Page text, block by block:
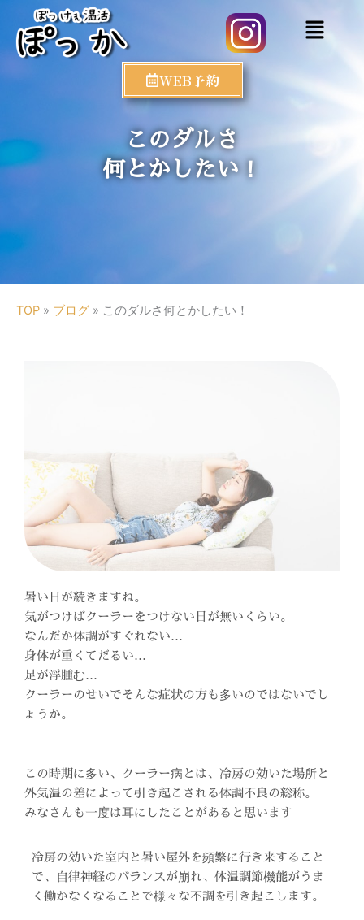
WEB予約
このダルさ
何とかしたい！
TOP » ブログ » このダルさ何とかしたい！
暑い日が続きますね。
気がつけばクーラーをつけない日が無いくらい。
なんだか体調がすぐれない…
身体が重くてだるい…
足が浮腫む…
クーラーのせいでそんな症状の方も多いのではないでし
ょうか。
この時期に多い、クーラー病とは、冷房の効いた場所と
外気温の差によって引き起こされる体調不良の総称。
みなさんも一度は耳にしたことがあると思います
冷房の効いた室内と暑い屋外を頻繁に行き来すること
で、自律神経のバランスが崩れ、体温調節機能がうま
く働かなくなることで様々な不調を引き起こします。